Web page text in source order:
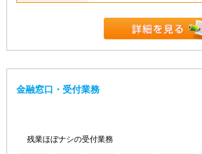
金融窓口・受付業務
残業ほぼナシの受付業務